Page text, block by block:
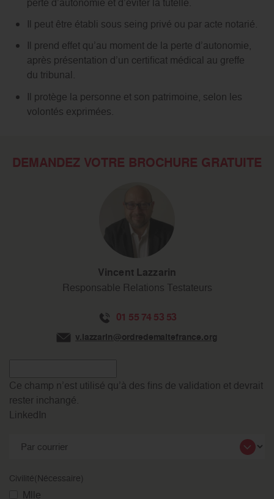
Il peut être établi sous seing privé ou par acte notarié.
Il prend effet qu’au moment de la perte d’autonomie,
après présentation d’un certificat médical au greffe
du tribunal.
Il protège la personne et son patrimoine, selon les
volontés exprimées.
DEMANDEZ VOTRE BROCHURE GRATUITE
Vincent Lazzarin
Responsable Relations Testateurs
01 55 74 53 53
v.lazzarin@ordredemaltefrance.org
Ce champ n’est utilisé qu’à des fins de validation et devrait
rester inchangé.
LinkedIn
Civilité(Nécessaire)
Mlle